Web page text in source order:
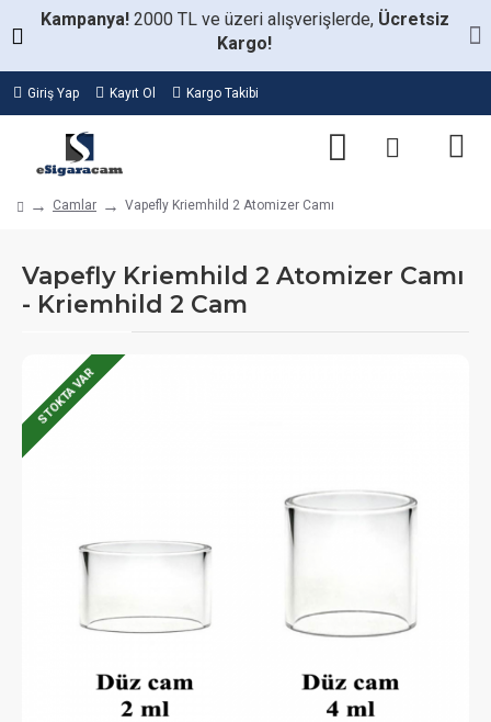
Kampanya! 2000 TL ve üzeri alışverişlerde, Ücretsiz
Kargo!
Giriş Yap Kayıt Ol Kargo Takibi
Camlar Vapefly Kriemhild 2 Atomizer Camı
Vapefly Kriemhild 2 Atomizer Camı
- Kriemhild 2 Cam
STOKTA VAR